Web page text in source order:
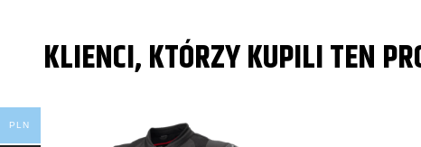
KLIENCI, KTÓRZY KUPILI TEN
PLN